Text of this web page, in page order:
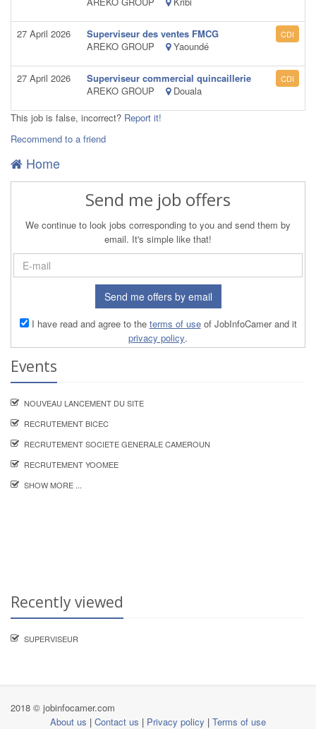
27 April 2026
Superviseur des ventes FMCG
AREKO GROUP
Yaoundé
CDI
27 April 2026
Superviseur commercial quincaillerie
AREKO GROUP
Douala
CDI
This job is false, incorrect? Report it!
Recommend to a friend
Home
Send me job offers
We continue to look jobs corresponding to you and send them by
email. It's simple like that!
Send me offers by email
I have read and agree to the terms of useof JobInfoCamer and it
privacy policy.
Events
NOUVEAU LANCEMENT DU SITE
RECRUTEMENT BICEC
RECRUTEMENT SOCIETE GENERALE CAMEROUN
RECRUTEMENT YOOMEE
SHOW MORE ...
Recently viewed
SUPERVISEUR
2018 © jobinfocamer.com
About us | Contact us | Privacy policy | Terms of use